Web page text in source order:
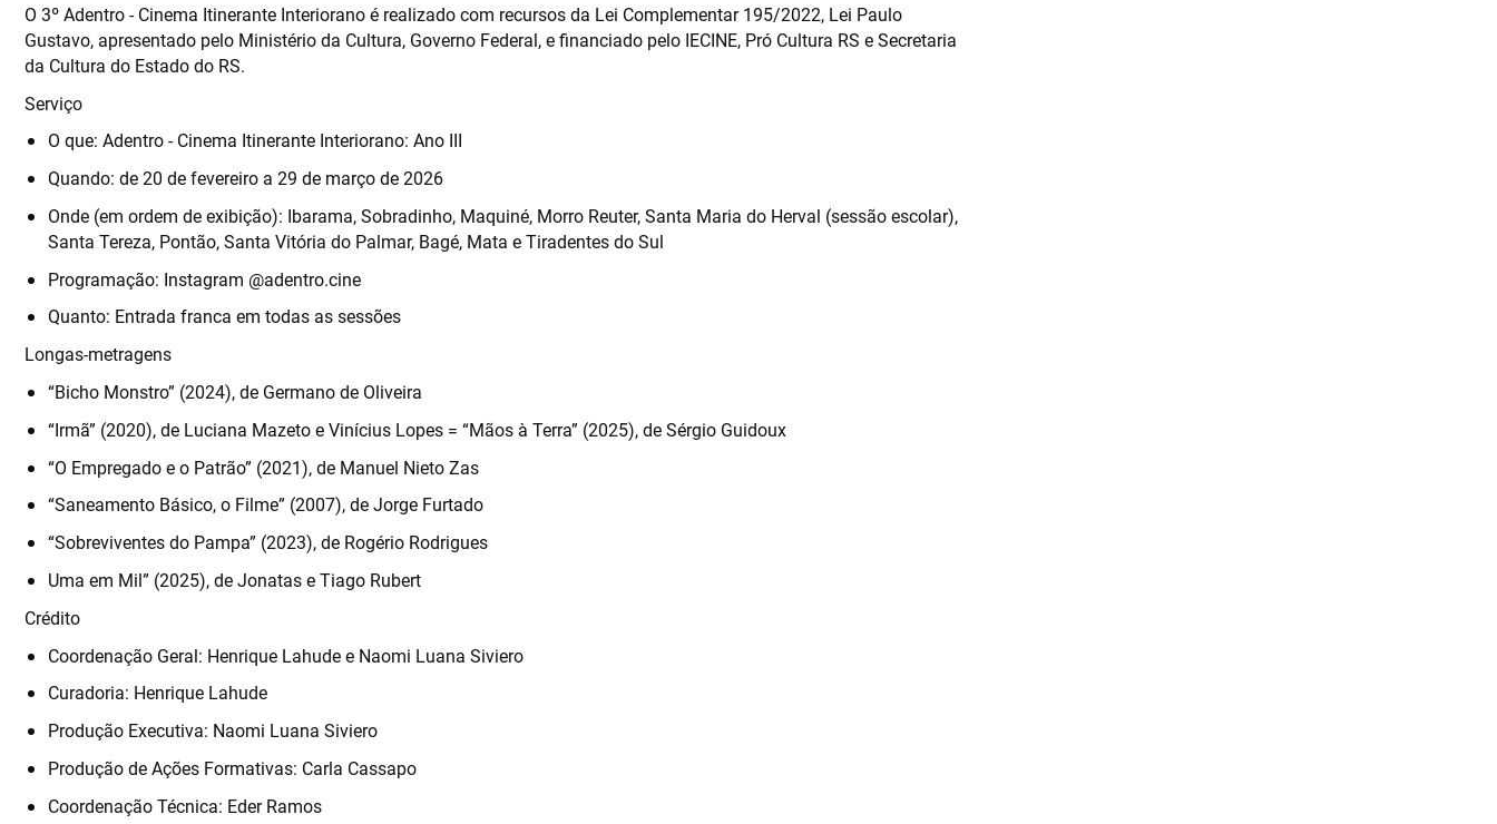
O 3º Adentro - Cinema Itinerante Interiorano é realizado com recursos da Lei Complementar 195/2022, Lei Paulo
Gustavo, apresentado pelo Ministério da Cultura, Governo Federal, e financiado pelo IECINE, Pró Cultura RS e Secretaria
da Cultura do Estado do RS.
Serviço
O que: Adentro - Cinema Itinerante Interiorano: Ano III
Quando: de 20 de fevereiro a 29 de março de 2026
Onde (em ordem de exibição): Ibarama, Sobradinho, Maquiné, Morro Reuter, Santa Maria do Herval (sessão escolar),
Santa Tereza, Pontão, Santa Vitória do Palmar, Bagé, Mata e Tiradentes do Sul
Programação: Instagram @adentro.cine
Quanto: Entrada franca em todas as sessões
Longas-metragens
“Bicho Monstro” (2024), de Germano de Oliveira
“Irmã” (2020), de Luciana Mazeto e Vinícius Lopes = “Mãos à Terra” (2025), de Sérgio Guidoux
“O Empregado e o Patrão” (2021), de Manuel Nieto Zas
“Saneamento Básico, o Filme” (2007), de Jorge Furtado
“Sobreviventes do Pampa” (2023), de Rogério Rodrigues
Uma em Mil” (2025), de Jonatas e Tiago Rubert
Crédito
Coordenação Geral: Henrique Lahude e Naomi Luana Siviero
Curadoria: Henrique Lahude
Produção Executiva: Naomi Luana Siviero
Produção de Ações Formativas: Carla Cassapo
Coordenação Técnica: Eder Ramos